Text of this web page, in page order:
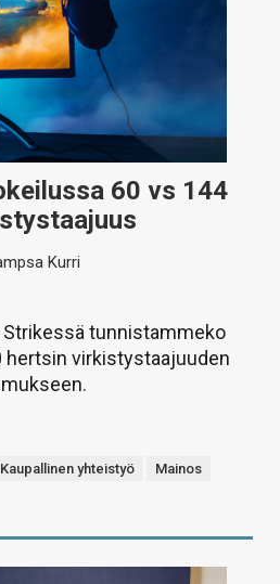
60 vs 144
Kurri
tunnistammeko
hertsin virkistystaajuuden
Kaupallinen yhteistyö
Mainos